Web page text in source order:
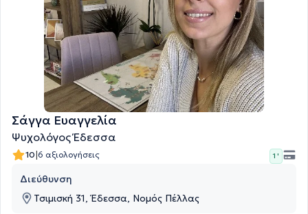
Σάγγα Ευαγγελία
Ψυχολόγος Έδεσσα
10|6 αξιολογήσεις 1 '
Διεύθυνση
Τσιμισκή 31, Έδεσσα, Νομός Πέλλας